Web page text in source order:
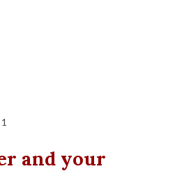
1
and your